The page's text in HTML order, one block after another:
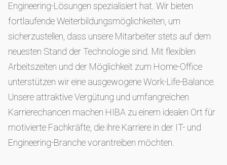
Engineering-Lösungen spezialisiert hat. Wir bieten
fortlaufende Weiterbildungsmöglichkeiten, um
sicherzustellen, dass unsere Mitarbeiter stets auf dem
neuesten Stand der Technologie sind. Mit flexiblen
Arbeitszeiten und der Möglichkeit zum Home-Office
unterstützen wir eine ausgewogene Work-Life-Balance.
Unsere attraktive Vergütung und umfangreichen
Karrierechancen machen HIBA zu einem idealen Ort für
motivierte Fachkräfte, die ihre Karriere in der IT- und
Engineering-Branche vorantreiben möchten.